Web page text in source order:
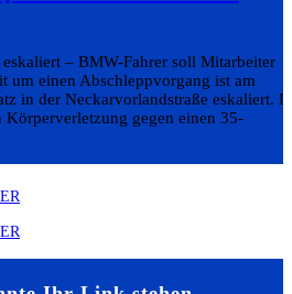
– BMW-Fahrer soll Mitarbeiter
um einen Abschleppvorgang ist am
in der Neckarvorlandstraße eskaliert.
gegen einen 35-